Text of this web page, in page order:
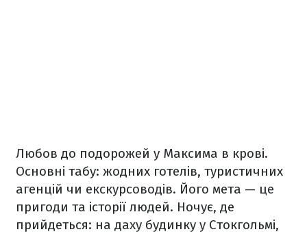
Любов до подорожей у Максима в крові.
Основні табу: жодних готелів, туристичних
агенцій чи екскурсоводів. Його мета — це
пригоди та історії людей. Ночує, де
прийдеться: на даху будинку у Стокгольмі,